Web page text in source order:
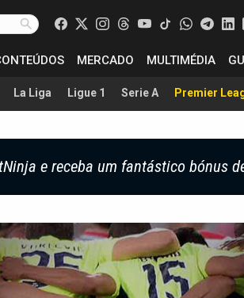
MERCADO MULTIMÉDIA
La Liga Ligue 1 Serie A Premier
e receba um fantástico bónus